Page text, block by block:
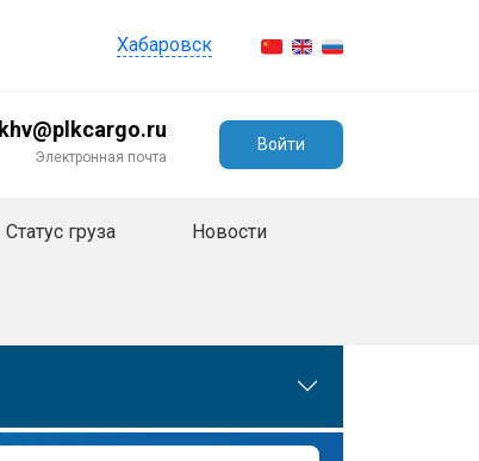
Хабаровск
khv@plkcargo.ru
Электронная почта
Войти
Статус груза Новости